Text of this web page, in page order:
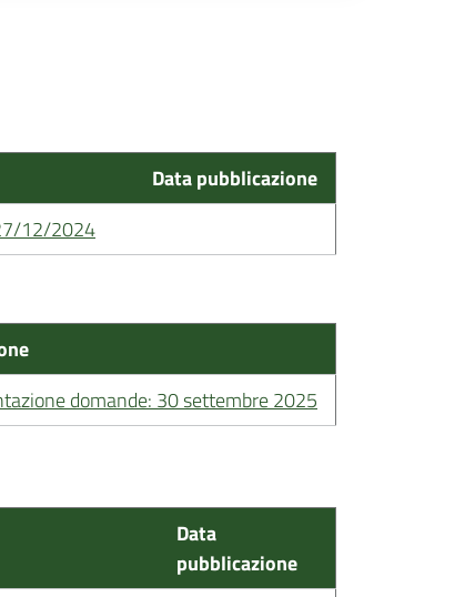
Data pubblicazione
12/2024
domande: 30 settembre 2025
Data
pubblicazione